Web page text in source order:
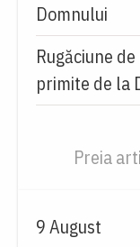
Domnului
Rugăciune
primite de la
Preia
9 August